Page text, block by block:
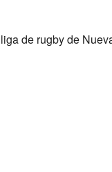
de rugby de